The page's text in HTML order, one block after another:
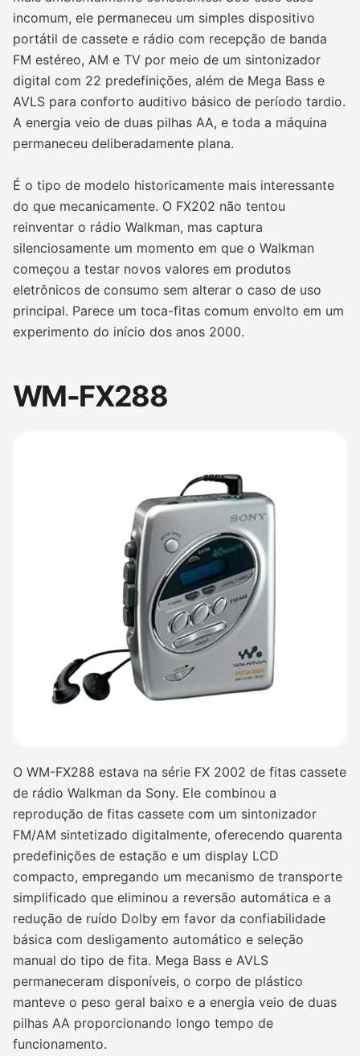
incomum, ele permaneceu um simples dispositivo
portátil de cassete e rádio com recepção de banda
FM estéreo, AM e TV por meio de um sintonizador
digital com 22 predefinições, além de Mega Bass e
AVLS para conforto auditivo básico de período tardio.
A energia veio de duas pilhas AA, e toda a máquina
permaneceu deliberadamente plana.
É o tipo de modelo historicamente mais interessante
do que mecanicamente. O FX202 não tentou
reinventar o rádio Walkman, mas captura
silenciosamente um momento em que o Walkman
começou a testar novos valores em produtos
eletrônicos de consumo sem alterar o caso de uso
principal. Parece um toca-fitas comum envolto em um
experimento do início dos anos 2000.
WM-FX288
O WM-FX288 estava na série FX 2002 de fitas cassete
de rádio Walkman da Sony. Ele combinou a
reprodução de fitas cassete com um sintonizador
FM/AM sintetizado digitalmente, oferecendo quarenta
predefinições de estação e um display LCD
compacto, empregando um mecanismo de transporte
simplificado que eliminou a reversão automática e a
redução de ruído Dolby em favor da confiabilidade
básica com desligamento automático e seleção
manual do tipo de fita. Mega Bass e AVLS
permaneceram disponíveis, o corpo de plástico
manteve o peso geral baixo e a energia veio de duas
pilhas AA proporcionando longo tempo de
funcionamento.